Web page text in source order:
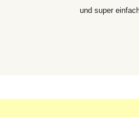
und super